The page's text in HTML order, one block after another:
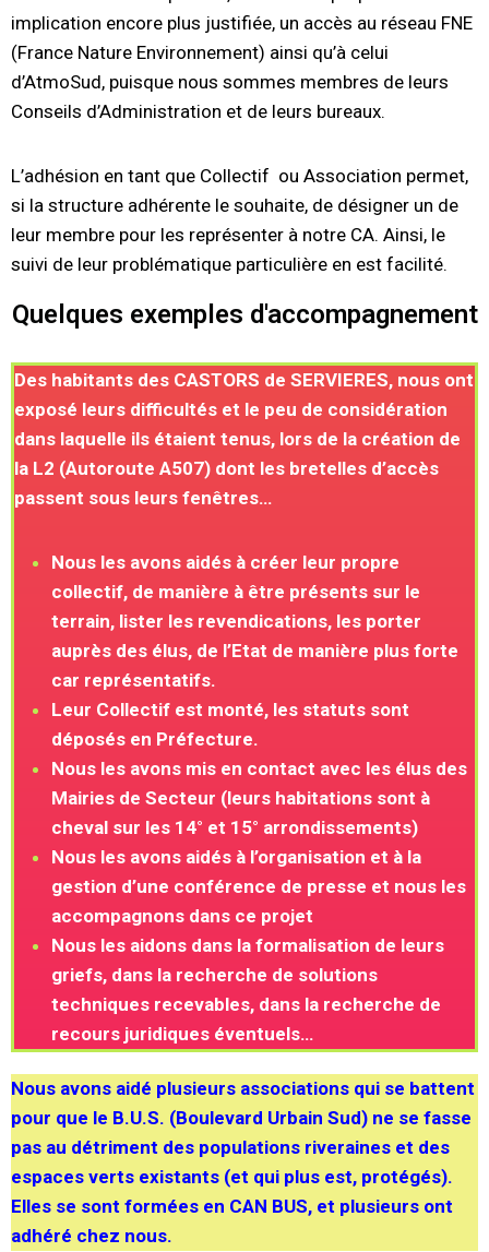
implication encore plus justifiée, un accès au réseau FNE
(France Nature Environnement) ainsi qu’à celui
d’AtmoSud, puisque nous sommes membres de leurs
Conseils d’Administration et de leurs bureaux.
L’adhésion en tant que Collectif ou Association permet,
si la structure adhérente le souhaite, de désigner un de
leur membre pour les représenter à notre CA. Ainsi, le
suivi de leur problématique particulière en est facilité.
Quelques exemples d'accompagnement
Des habitants des CASTORS de SERVIERES, nous ont
exposé leurs difficultés et le peu de considération
dans laquelle ils étaient tenus, lors de la création de
la L2 (Autoroute A507) dont les bretelles d’accès
passent sous leurs fenêtres…
Nous les avons aidés à créer leur propre
collectif, de manière à être présents sur le
terrain, lister les revendications, les porter
auprès des élus, de l’Etat de manière plus forte
car représentatifs.
Leur Collectif est monté, les statuts sont
déposés en Préfecture.
Nous les avons mis en contact avec les élus des
Mairies de Secteur (leurs habitations sont à
cheval sur les 14° et 15° arrondissements)
Nous les avons aidés à l’organisation et à la
gestion d’une conférence de presse et nous les
accompagnons dans ce projet
Nous les aidons dans la formalisation de leurs
griefs, dans la recherche de solutions
techniques recevables, dans la recherche de
recours juridiques éventuels…
Nous avons aidé plusieurs associations qui se battent
pour que le B.U.S. (Boulevard Urbain Sud) ne se fasse
pas au détriment des populations riveraines et des
espaces verts existants (et qui plus est, protégés).
Elles se sont formées en CAN BUS, et plusieurs ont
adhéré chez nous.